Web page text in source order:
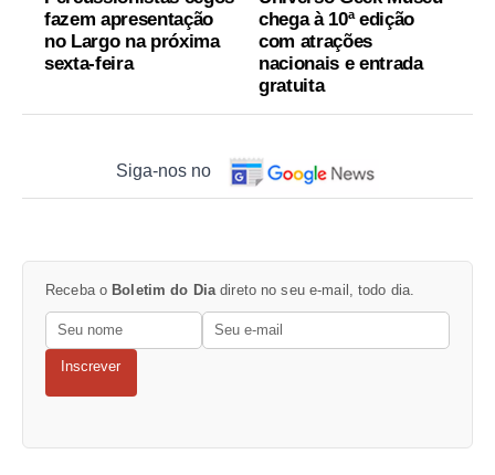
fazem apresentação
no Largo na próxima
sexta-feira
chega à 10ª edição
com atrações
nacionais e entrada
gratuita
Siga-nos no
Receba o Boletim do Diadireto no seu e-mail, todo dia.
Inscrever